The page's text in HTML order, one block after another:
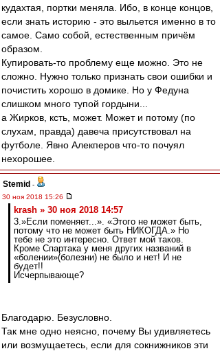
кудахтая, портки меняла. Ибо, в конце концов,
если знать историю - это выльется именно в то
самое. Само собой, естественным причём
образом.
Купировать-то проблему еще можно. Это не
сложно. Нужно только признать свои ошибки и
почистить хорошо в домике. Но у Федуна
слишком много тупой гордыни...
а Жирков, ксть, может. Может и потому (по
слухам, правда) давеча присутствовал на
футболе. Явно Алекперов что-то почуял
нехорошее.
Stemid -
30 ноя 2018 15:26
krash » 30 ноя 2018 14:57
3.»Если поменяет...». «Этого не может быть,
потому что не может быть НИКОГДА.» Но
тебе не это интересно. Ответ мой таков.
Кроме Спартака у меня других названий в
«болении»(болезни) не было и нет! И не
будет!!
Исчерпывающе?
Благодарю. Безусловно.
Так мне одно неясно, почему Вы удивляетесь
или возмущаетесь, если для сокнижников эти